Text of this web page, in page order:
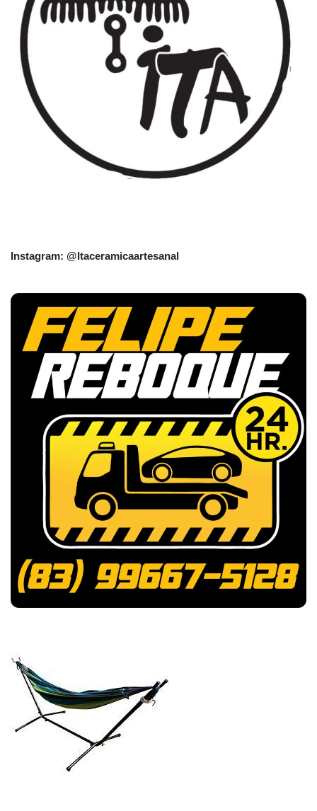
Instagram: @Itaceramicaartesanal